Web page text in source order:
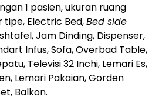
1 pasien, ukuran ruang
tipe, Electric Bed,Bed side
Jam Dinding, Dispenser,
Infus, Sofa, Overbad Table,
Televisi 32 Inchi, Lemari Es,
Lemari Pakaian, Gorden
Balkon.